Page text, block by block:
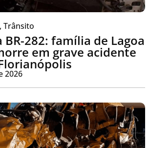
, Trânsito
BR-282: família de Lagoa
em grave acidente
2026